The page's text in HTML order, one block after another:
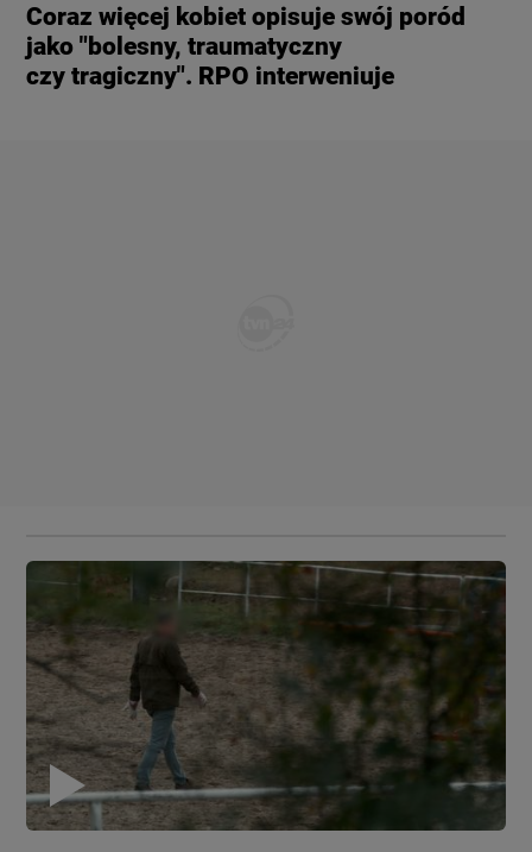
Coraz więcej kobiet opisuje swój poród
jako "bolesny, traumatyczny
czy tragiczny". RPO interweniuje